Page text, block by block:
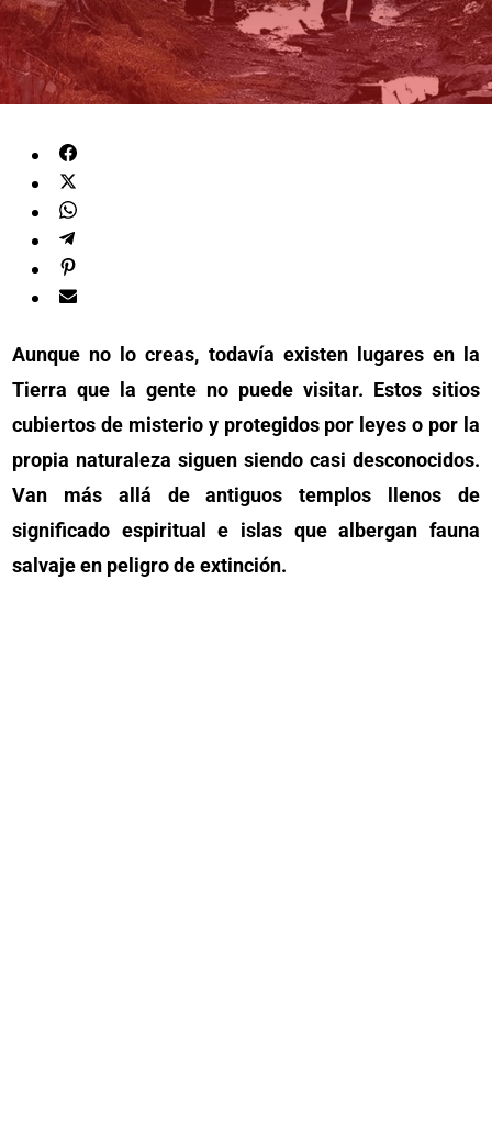
Aunque no lo creas, todavía existen lugares en la
Tierra que la gente no puede visitar. Estos sitios
cubiertos de misterio y protegidos por leyes o por la
propia naturaleza siguen siendo casi desconocidos.
Van más allá de antiguos templos llenos de
significado espiritual e islas que albergan fauna
salvaje en peligro de extinción.